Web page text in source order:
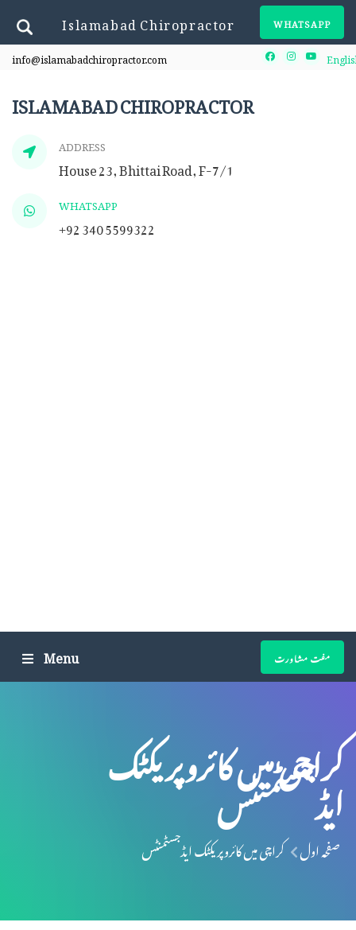
Islamabad Chiropractor WHATSAPP
info@islamabadchiropractor.com FacebookInstagramYoutube
ISLAMABAD CHIROPRACTOR
ADDRESS
House 23, Bhittai Road, F-7/1
WHATSAPP
+92 340 5599322
Menu مفت مشاورت
کراچی میں کائروپریکٹک
ایڈجسٹمنٹس
صفحہ اول کراچی میں کائروپریکٹک ایڈجسٹمنٹس